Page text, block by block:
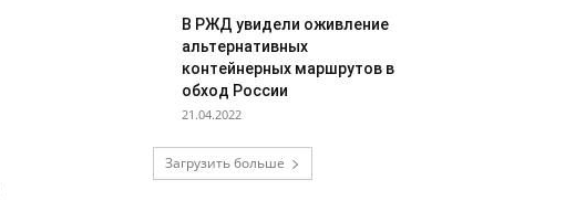
В РЖД увидели оживление
альтернативных
контейнерных маршрутов в
обход России
21.04.2022
Загрузить больше